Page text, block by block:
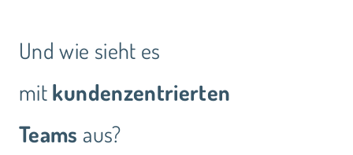
Und wie sieht es
mitkundenzentrierten
Teams aus?